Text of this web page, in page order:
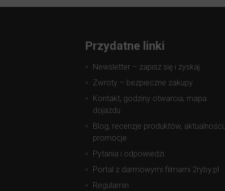
Przydatne linki
Newsletter – zapisz się i zyskaj
Zwroty – bezpieczne zakupy
Kontakt, godziny otwarcia, mapa
dojazdu
Blog, recenzje produktów, aktualności,
promocje
Pytania i odpowiedzi
Portal z darmowymi filmami 2ryby.pl
Regulamin